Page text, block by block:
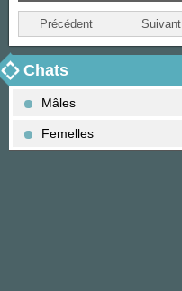
Précédent Suivant
Chats
Mâles
Femelles